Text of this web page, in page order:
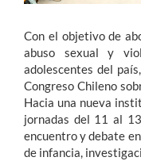
Con el objetivo de
abuso sexual y
adolescentes del
Congreso Chileno
Hacia una nueva
jornadas del 11 al
encuentro y debate
de infancia,